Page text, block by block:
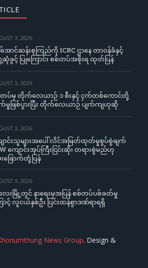
3, 2026
အောင်ဆန်းစုကြည်ကို ICRC ဌာနေ တာဝန်ခံနှင့်
ခွင့် ပြုကြောင်း စစ်တပ်အစိုးရ ထုတ်ပြန်
3, 2026
ပ်မှ တိုက်လေယာဉ် ၁ စီးနှင့် ငှက်တစ်ကောင်တို့
ဖြစ်ပွားပြီး တိုက်လေယာဉ် ပျက်ကျဟုဆို
3, 2026
ာင်းသူများအပေါ် လိင်အမြတ်ထုတ်မှုစွပ်စွဲချက်
ကျောင်းအုပ်ကြီးငြင်းဆို၊ တရားစွဲမည်ဟု
းခြောက်တုံ့ပြန်
3, 2026
းမြို့တွင် နာရေးမှအပြန် စစ်တပ်ပစ်ခတ်မှု
ာင့် လူငယ်နှစ်ဦး ပြင်းထန်စွာဒဏ်ရာရရှိ
News Group. Design &